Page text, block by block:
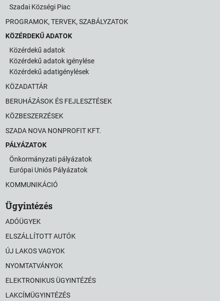
Szadai Községi Piac
PROGRAMOK, TERVEK, SZABÁLYZATOK
KÖZÉRDEKŰ ADATOK
Közérdekű adatok
Közérdekű adatok igénylése
Közérdekű adatigénylések
KÖZADATTÁR
BERUHÁZÁSOK ÉS FEJLESZTÉSEK
KÖZBESZERZÉSEK
SZADA NOVA NONPROFIT KFT.
PÁLYÁZATOK
Önkormányzati pályázatok
Európai Uniós Pályázatok
KOMMUNIKÁCIÓ
Ügyintézés
ADÓÜGYEK
ELSZÁLLÍTOTT AUTÓK
ÚJ LAKOS VAGYOK
NYOMTATVÁNYOK
ELEKTRONIKUS ÜGYINTÉZÉS
LAKCÍMÜGYINTÉZÉS